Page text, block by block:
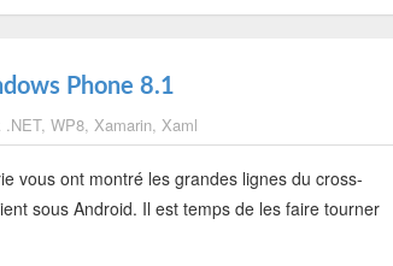
Phone 8.1
.NET, WP8, Xamarin, Xaml
vous ont montré les grandes lignes du cross-
sous Android. Il est temps de les faire tourner